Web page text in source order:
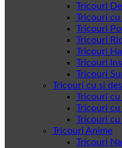
Tricouri
Tricouri cu
Tricouri
Tricouri
Tricouri
Tricouri
Tricouri
Tricouri cu si
Tricouri cu
Tricouri cu
Tricouri cu
Tricouri Anime
Tricouri